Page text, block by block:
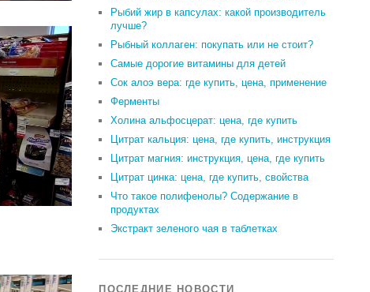
Рыбий жир в капсулах: какой производитель
лучше?
Рыбный коллаген: покупать или не стоит?
Самые дорогие витамины для детей
Сок алоэ вера: где купить, цена, применение
Ферменты
Холина альфосцерат: цена, где купить
Цитрат кальция: цена, где купить, инструкция
Цитрат магния: инструкция, цена, где купить
Цитрат цинка: цена, где купить, свойства
Что такое полифенолы? Содержание в
продуктах
Экстракт зеленого чая в таблетках
ПОСЛЕДНИЕ НОВОСТИ